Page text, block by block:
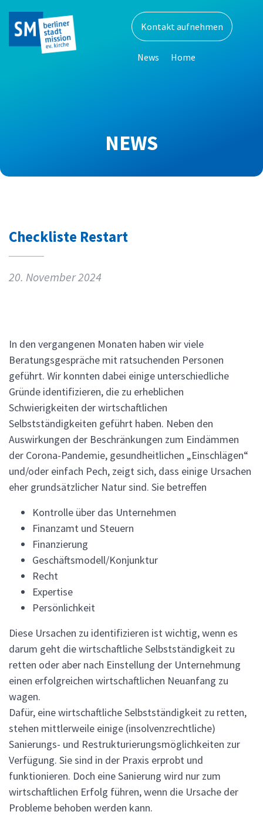
content
Kontakt aufnehmen
News Home
NEWS
Checkliste Restart
20. November 2024
In den vergangenen Monaten haben wir viele
Beratungsgespräche mit ratsuchenden Personen
geführt. Wir konnten dabei einige unterschiedliche
Gründe identifizieren, die zu erheblichen
Schwierigkeiten der wirtschaftlichen
Selbstständigkeiten geführt haben. Neben den
Auswirkungen der Beschränkungen zum Eindämmen
der Corona-Pandemie, gesundheitlichen „Einschlägen“
und/oder einfach Pech, zeigt sich, dass einige Ursachen
eher grundsätzlicher Natur sind. Sie betreffen
Kontrolle über das Unternehmen
Finanzamt und Steuern
Finanzierung
Geschäftsmodell/Konjunktur
Recht
Expertise
Persönlichkeit
Diese Ursachen zu identifizieren ist wichtig, wenn es
darum geht die wirtschaftliche Selbstständigkeit zu
retten oder aber nach Einstellung der Unternehmung
einen erfolgreichen wirtschaftlichen Neuanfang zu
wagen.
Dafür, eine wirtschaftliche Selbstständigkeit zu retten,
stehen mittlerweile einige (insolvenzrechtliche)
Sanierungs- und Restrukturierungsmöglichkeiten zur
Verfügung. Sie sind in der Praxis erprobt und
funktionieren. Doch eine Sanierung wird nur zum
wirtschaftlichen Erfolg führen, wenn die Ursache der
Probleme behoben werden kann.